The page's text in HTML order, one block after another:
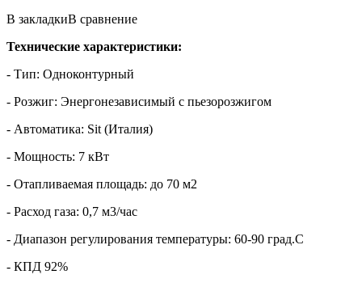
В закладкиВ сравнение
Технические характеристики:
- Тип: Одноконтурный
- Розжиг: Энергонезависимый с пьезорозжигом
- Автоматика: Sit (Италия)
- Мощность: 7 кВт
- Отапливаемая площадь: до 70 м2
- Расход газа: 0,7 м3/час
- Диапазон регулирования температуры: 60-90 град.C
- КПД 92%